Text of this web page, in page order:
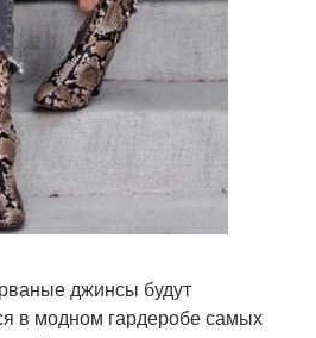
джинсы будут
в модном гардеробе самых